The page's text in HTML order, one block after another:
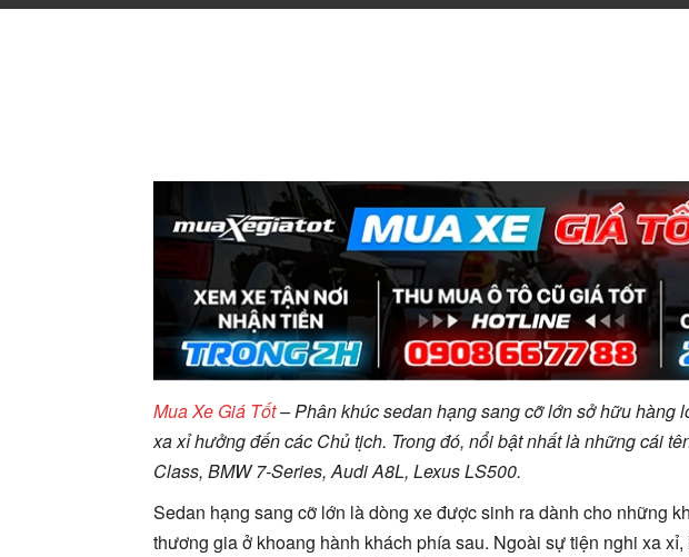
Mua Xe Giá Tốt– Phân khúc sedan hạng sang cỡ lớn sở hữu hàng
xa xỉ hưởng đến các Chủ tịch. Trong đó, nổi bật nhất là những cái
Class, BMW 7-Series, Audi A8L, Lexus LS500.
Sedan hạng sang cỡ lớn là dòng xe được sinh ra dành cho những
thương gia ở khoang hành khách phía sau. Ngoài sự tiện nghi xa